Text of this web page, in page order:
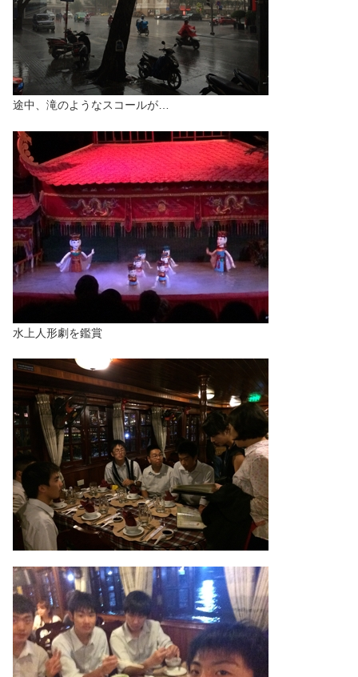
途中、滝のようなスコールが…
水上人形劇を鑑賞